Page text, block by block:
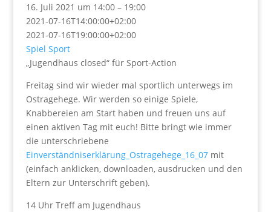
16. Juli 2021 um 14:00 – 19:00
2021-07-16T14:00:00+02:00
2021-07-16T19:00:00+02:00
Spiel Sport
„Jugendhaus closed“ für Sport-Action
Freitag sind wir wieder mal sportlich unterwegs im
Ostragehege. Wir werden so einige Spiele,
Knabbereien am Start haben und freuen uns auf
einen aktiven Tag mit euch! Bitte bringt wie immer
die unterschriebene
Einverständniserklärung_Ostragehege_16_07mit
(einfach anklicken, downloaden, ausdrucken und den
Eltern zur Unterschrift geben).
14 Uhr Treff am Jugendhaus